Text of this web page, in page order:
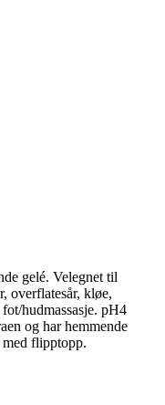
gelé. Velegnet til
overflatesår, kløe,
hudmassasje. pH4
og har hemmende
flipptopp.